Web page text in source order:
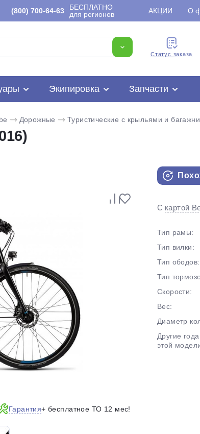
(800) 700-64-63
БЕСПЛАТНО
для регионов
АКЦИИ О
Cтатус заказа
Экипировка Запчасти
Дорожные Туристические с крыльями и
Гарантия+ бесплатное ТО 12 мес!
С картой
Тип рамы:
Тип вилки:
Тип ободов:
Тип
Скорости:
Вес:
Диаметр
Другие года
этой
Разбейте
на части
без переплат
График платежей
Сегодня
25%